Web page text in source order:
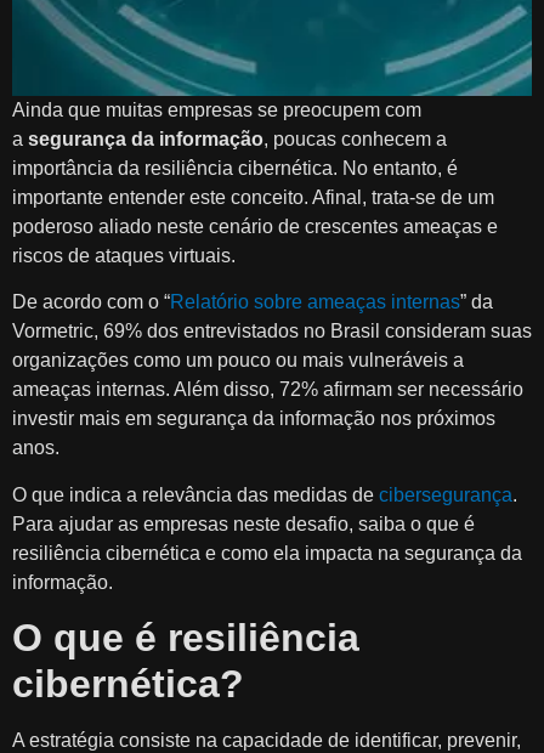
Ainda que muitas empresas se preocupem com
a segurança da informação, poucas conhecem a
importância da resiliência cibernética. No entanto, é
importante entender este conceito. Afinal, trata-se de um
poderoso aliado neste cenário de crescentes ameaças e
riscos de ataques virtuais.
De acordo com o “Relatório sobre ameaças internas” da
Vormetric, 69% dos entrevistados no Brasil consideram suas
organizações como um pouco ou mais vulneráveis a
ameaças internas. Além disso, 72% afirmam ser necessário
investir mais em segurança da informação nos próximos
anos.
O que indica a relevância das medidas de cibersegurança.
Para ajudar as empresas neste desafio, saiba o que é
resiliência cibernética e como ela impacta na segurança da
informação.
O que é resiliência
cibernética?
A estratégia consiste na capacidade de identificar, prevenir,